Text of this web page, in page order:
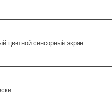
цветной сенсорный экран